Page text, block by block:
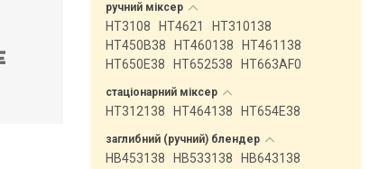
ручний міксер
HT3108 HT4621
HT310138
HT450B38
HT460138
HT461138
HT650E38
HT652538 HT663AF0
стаціонарний міксер
HT312138 HT464138 HT654E38
заглибний (ручний) блендер
HB453138 HB533138
HB643138